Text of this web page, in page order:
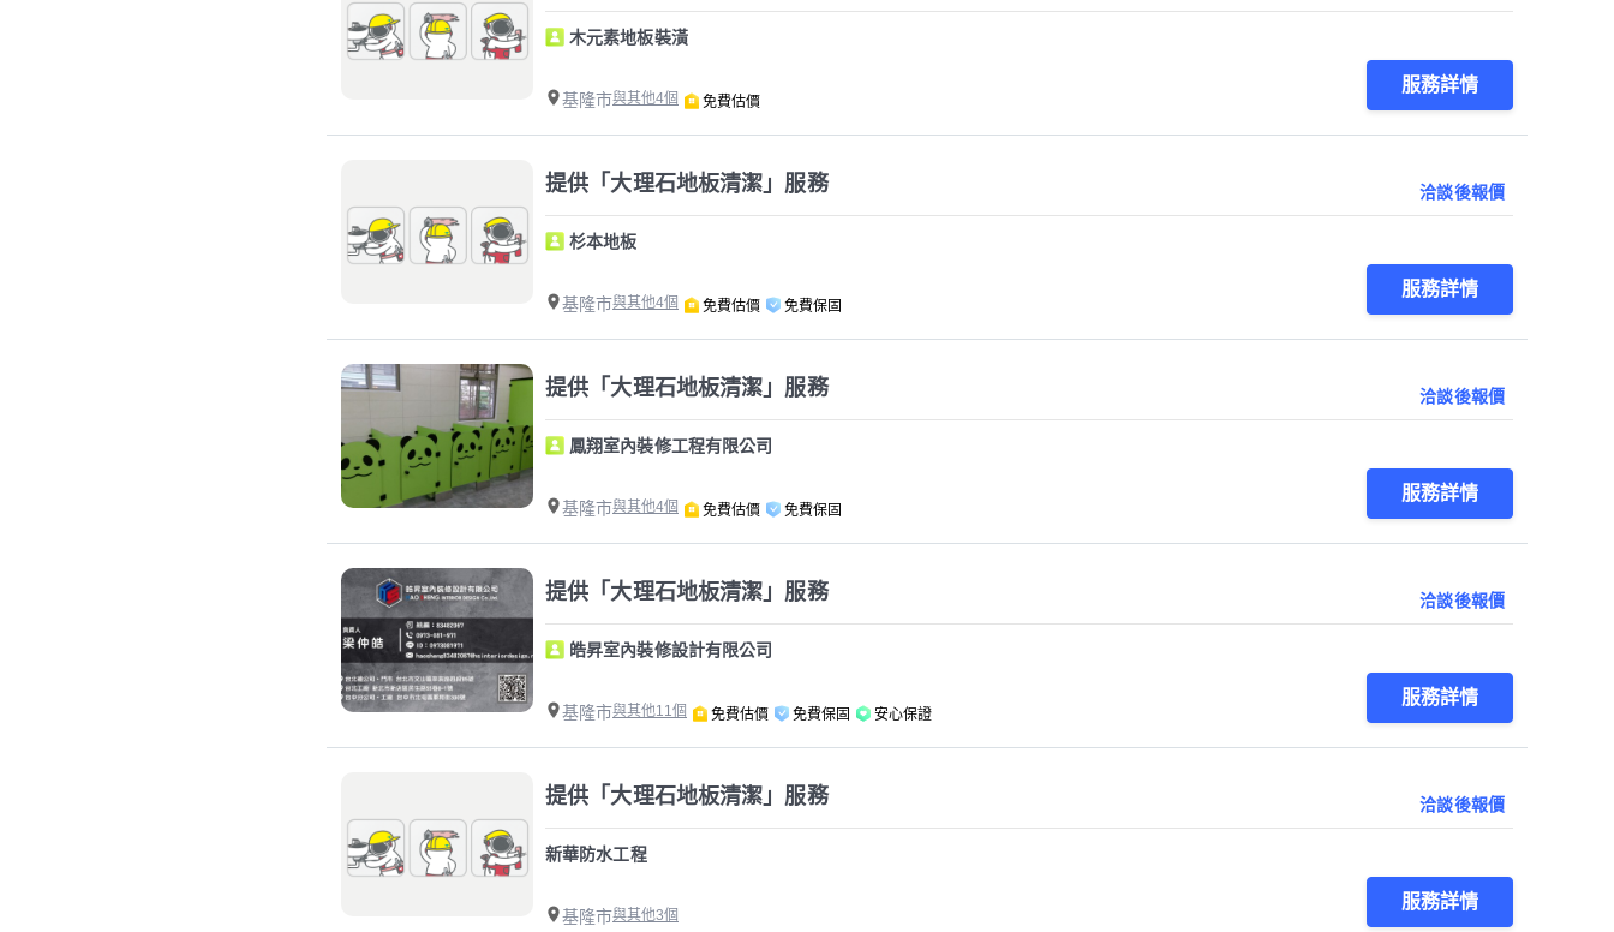
木元素地板裝潢
基隆市與其他4個 免費估價
服務詳情
提供「大理石地板清潔」服務 洽談後報價
杉本地板
基隆市與其他4個 免費估價 免費保固
服務詳情
提供「大理石地板清潔」服務 洽談後報價
鳳翔室內裝修工程有限公司
基隆市與其他4個 免費估價 免費保固
服務詳情
提供「大理石地板清潔」服務 洽談後報價
皓昇室內裝修設計有限公司
基隆市與其他11個 免費估價 免費保固 安心保證
服務詳情
提供「大理石地板清潔」服務 洽談後報價
新華防水工程
基隆市與其他3個
服務詳情